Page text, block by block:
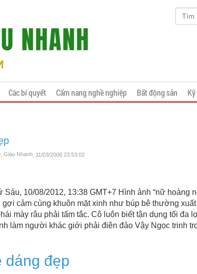
Các bí quyết Cẩm nang nghề nghiệp Bất động sản
Giàu Nhanh , 11/03/2006 23:53:02
Sáu, 10/08/2012, 13:38 GMT+7 Hình ảnh “nữ hoàng
gợi cảm cùng khuôn mặt xinh như búp bê thường xuất
mày râu phải tấm tắc. Cô luôn biết tận dụng tối đa
làm người khác giới phải điên đảo Vậy Ngọc trinh
dáng đẹp